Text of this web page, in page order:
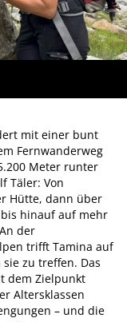
mit einer bunt
Fernwanderweg
Meter runter
Täler: Von
Hütte, dann über
hinauf auf mehr
der
trifft Tamina auf
zu treffen. Das
dem Zielpunkt
Altersklassen
– und die